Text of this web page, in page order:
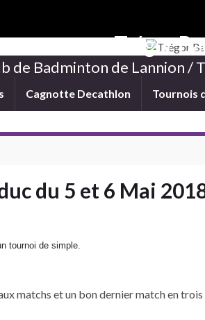
Trégor
de Badminton de Lannion /
Cagnotte Decathlon Tournois
du 5 et 6 Mai
tournoi de simple.
matchs et un bon dernier match en